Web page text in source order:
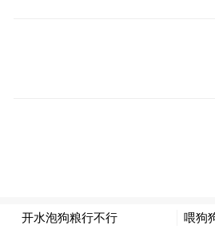
链贷款融资增速11.75%